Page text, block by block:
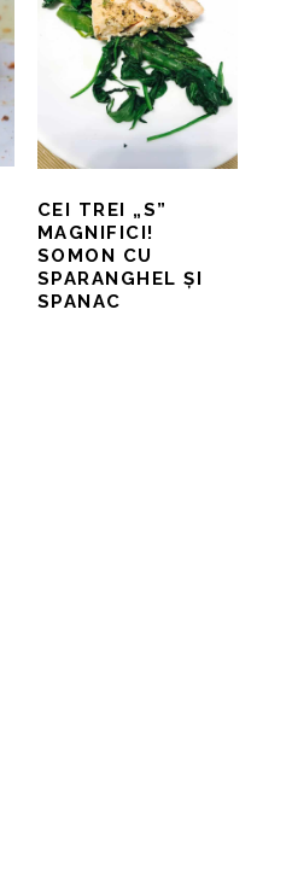
CEI TREI „S”
MAGNIFICI!
SOMON CU
SPARANGHEL ȘI
SPANAC